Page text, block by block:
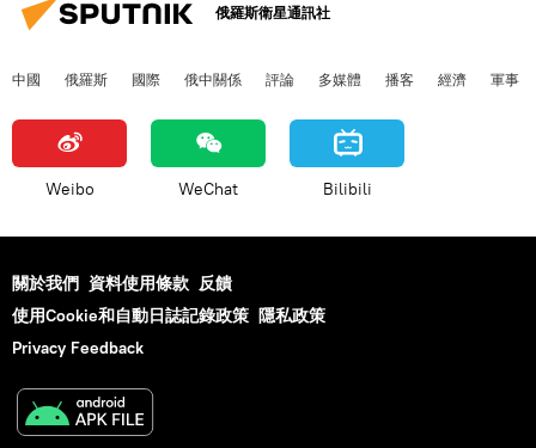
俄羅斯衛星通訊社
中國 俄羅斯 國際 俄中關係 評論 多媒體 播客 經濟 軍事
Weibo WeChat Bilibili
關於我們 資料使用條款 反饋
使用Cookie和自動日誌記錄政策 隱私政策
Privacy Feedback